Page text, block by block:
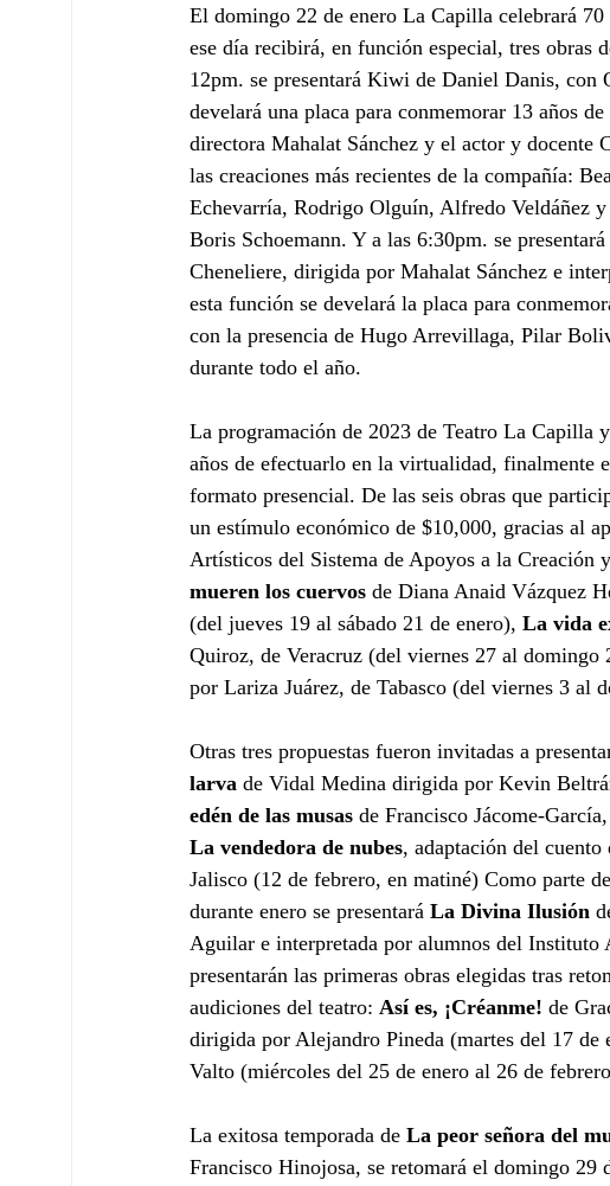
El domingo 22 de enero La Capilla celebrará
ese día recibirá, en función especial, tres obras
12pm. se presentará Kiwi de Daniel Danis,
develará una placa para conmemorar 13 años
directora Mahalat Sánchez y el actor y docente
las creaciones más recientes de la compañía:
Echevarría, Rodrigo Olguín, Alfredo Veldáñez
Boris Schoemann. Y a las 6:30pm. se
Cheneliere, dirigida por Mahalat Sánchez e
esta función se develará la placa para
con la presencia de Hugo Arrevillaga, Pilar
durante todo el año.
La programación de 2023 de Teatro La Capilla
años de efectuarlo en la virtualidad, finalmente
formato presencial. De las seis obras que
un estímulo económico de $10,000, gracias al
Artísticos del Sistema de Apoyos a la Creación
mueren los cuervos de Diana Anaid Vázquez
(del jueves 19 al sábado 21 de enero), La vida
Quiroz, de Veracruz (del viernes 27 al domingo
por Lariza Juárez, de Tabasco (del viernes 3 al
Otras tres propuestas fueron invitadas a
larva de Vidal Medina dirigida por Kevin
edén de las musas de Francisco Jácome-
La vendedora de nubes, adaptación del
Jalisco (12 de febrero, en matiné) Como parte
durante enero se presentará La Divina Ilusión
Aguilar e interpretada por alumnos del
presentarán las primeras obras elegidas tras
audiciones del teatro: Así es, ¡Créanme! de
dirigida por Alejandro Pineda (martes del 17 de
Valto (miércoles del 25 de enero al 26 de
La exitosa temporada de La peor señora del
Francisco Hinojosa, se retomará el domingo 29